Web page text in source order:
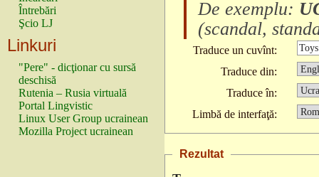
Întrebări
Şcio LJ
Linkuri
"Pere" - dicţionar cu sursă
deschisă
Rutenia – Rusia virtuală
Portal Lingvistic
Linux User Group ucrainean
Mozilla Project ucrainean
De exemplu:
(scandal,
Traduce un cuvînt:
Traduce din:
Traduce în:
Limbă de interfaţă:
Rezultat